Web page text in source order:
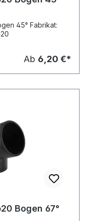
45° Fabrikat:
Ab 6,20 €*
Bogen 67°